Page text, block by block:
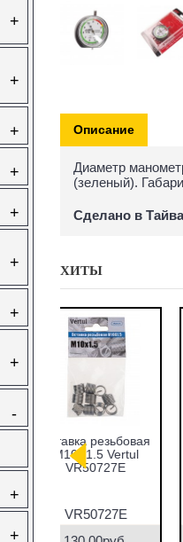
+
+
+
+
+
+
+
+
-
+
+
Описание
Диаметр
(зеленый).
Сделано в
ХИТЫ
и
Набор оправок для
запрессовки
подшипников,
VR50167
VR50167